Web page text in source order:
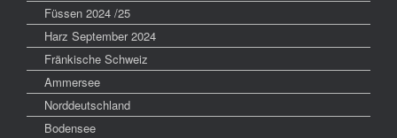
Füssen 2024 /25
Harz September 2024
Fränkische Schweiz
Ammersee
Norddeutschland
Bodensee